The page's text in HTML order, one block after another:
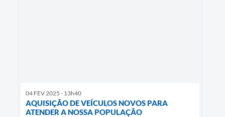
04 FEV 2025 - 13h40
AQUISIÇÃO DE VEÍCULOS NOVOS PARA
ATENDER A NOSSA POPULAÇÃO